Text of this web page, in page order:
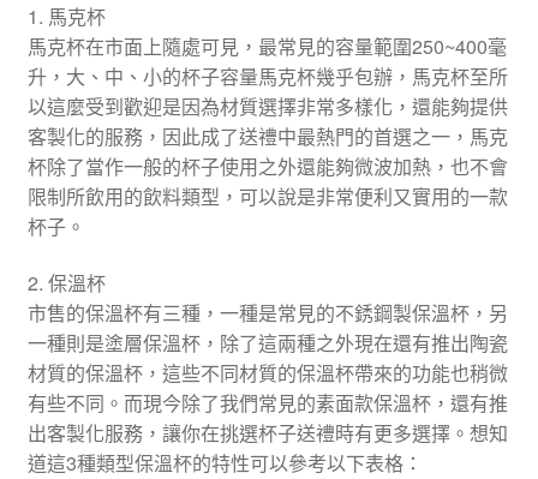
1. 馬克杯
馬克杯在市面上隨處可見，最常見的容量範圍250~400毫
升，大、中、小的杯子容量馬克杯幾乎包辦，馬克杯至所
以這麼受到歡迎是因為材質選擇非常多樣化，還能夠提供
客製化的服務，因此成了送禮中最熱門的首選之一，馬克
杯除了當作一般的杯子使用之外還能夠微波加熱，也不會
限制所飲用的飲料類型，可以說是非常便利又實用的一款
杯子。
2. 保溫杯
市售的保溫杯有三種，一種是常見的不銹鋼製保溫杯，另
一種則是塗層保溫杯，除了這兩種之外現在還有推出陶瓷
材質的保溫杯，這些不同材質的保溫杯帶來的功能也稍微
有些不同。而現今除了我們常見的素面款保溫杯，還有推
出客製化服務，讓你在挑選杯子送禮時有更多選擇。想知
道這3種類型保溫杯的特性可以參考以下表格：